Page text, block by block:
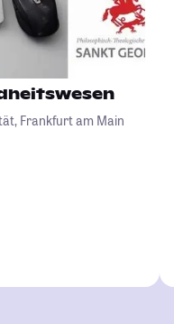
Frankfurt am Main